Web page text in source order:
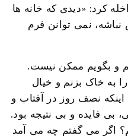
کرد: «دیدی که خانه ها
نمی توانن فرم
و بگویم ممکن نیست.
به خاک بزنم و خیال
نصف روز در آفتاب و
بی فایده و بی نتیجه بود.
اگر می گفتم چه می آمد